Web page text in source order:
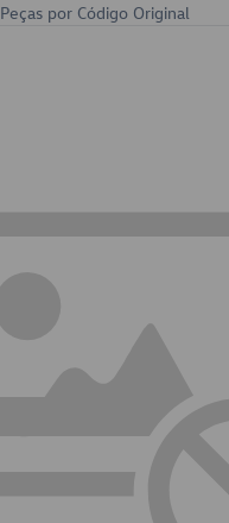
Peças por Código Original